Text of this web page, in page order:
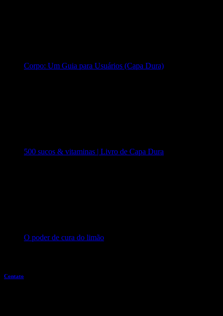
Corpo: Um Guia para Usuários (Capa Dura)
500 sucos & vitaminas | Livro de Capa Dura
O poder de cura do limão
Contato